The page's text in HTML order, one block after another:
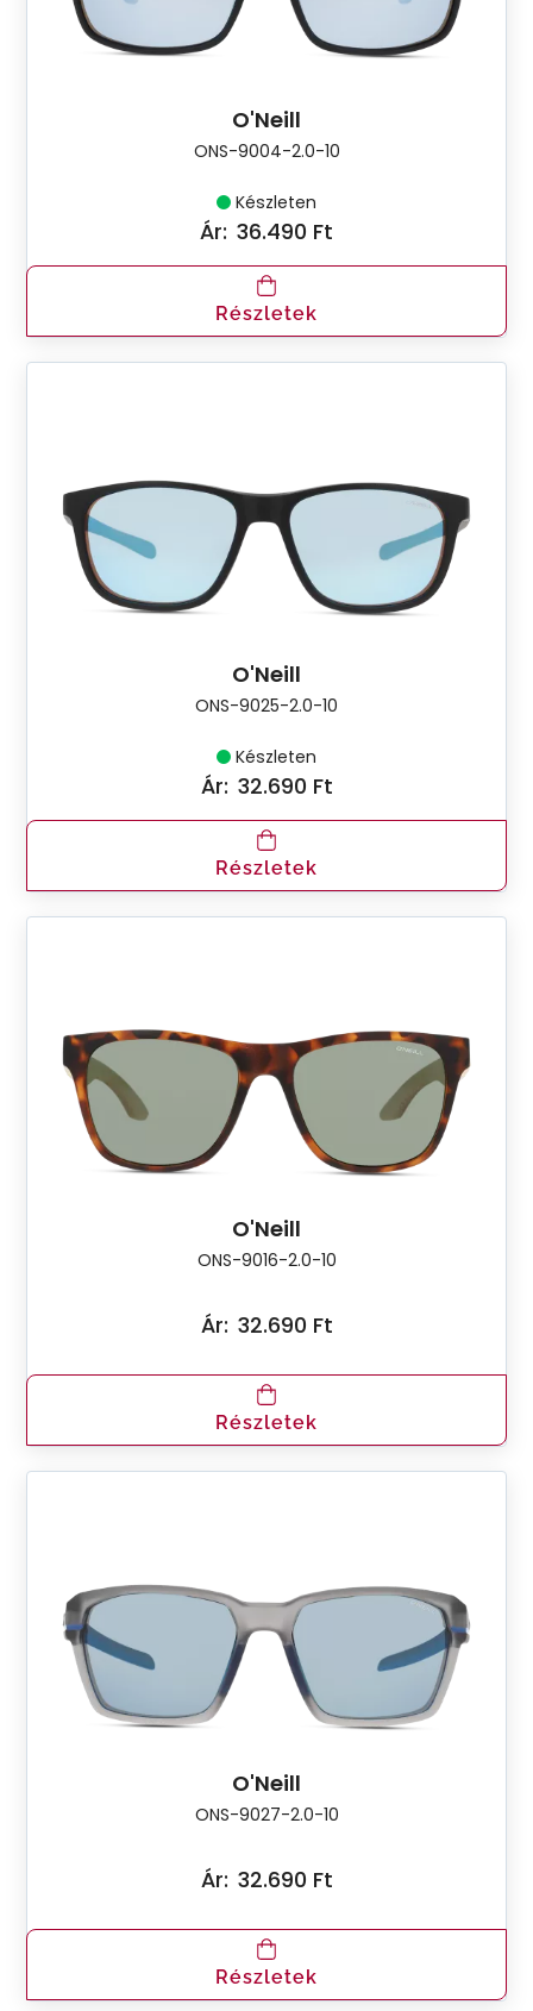
O'Neill
ONS-9004-2.0-10
Készleten
Ár: 36.490 Ft
Részletek
O'Neill
ONS-9025-2.0-10
Készleten
Ár: 32.690 Ft
Részletek
O'Neill
ONS-9016-2.0-10
Ár: 32.690 Ft
Részletek
O'Neill
ONS-9027-2.0-10
Ár: 32.690 Ft
Részletek